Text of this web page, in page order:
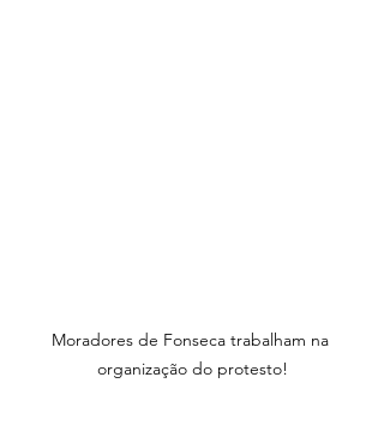
Moradores de Fonseca trabalham na
organização do protesto!